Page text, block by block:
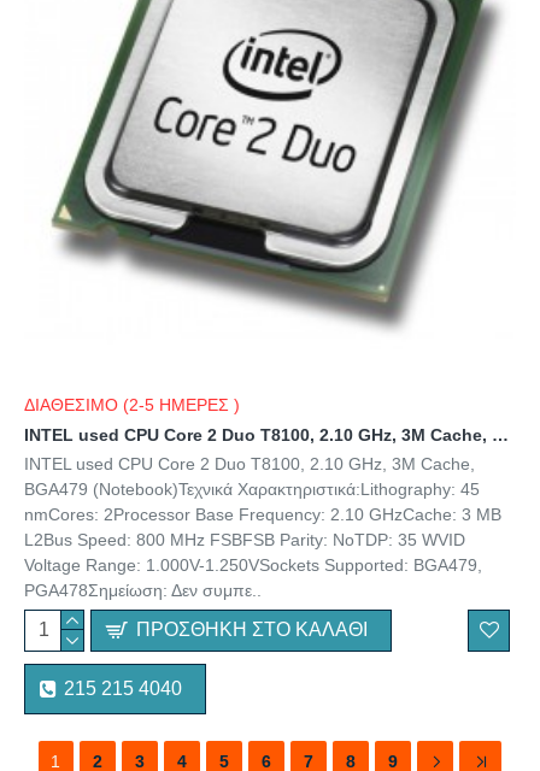
ΔΙΑΘΕΣΙΜΟ (2-5 ΗΜΕΡΕΣ )
INTEL used CPU Core 2 Duo T8100, 2.10 GHz, 3M Cache, BGA479 (Notebook)
INTEL used CPU Core 2 Duo T8100, 2.10 GHz, 3M Cache,
BGA479 (Notebook)Τεχνικά Χαρακτηριστικά:Lithography: 45
nmCores: 2Processor Base Frequency: 2.10 GHzCache: 3 MB
L2Bus Speed: 800 MHz FSBFSB Parity: NoTDP: 35 WVID
Voltage Range: 1.000V-1.250VSockets Supported: BGA479,
PGA478Σημείωση: Δεν συμπε..
ΠΡΟΣΘΉΚΗ ΣΤΟ ΚΑΛΆΘΙ
215 215 4040
1 2 3 4 5 6 7 8
9